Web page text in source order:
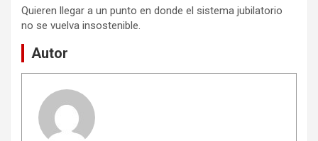
Quieren llegar a un punto en donde el sistema jubilatorio
no se vuelva insostenible.
Autor